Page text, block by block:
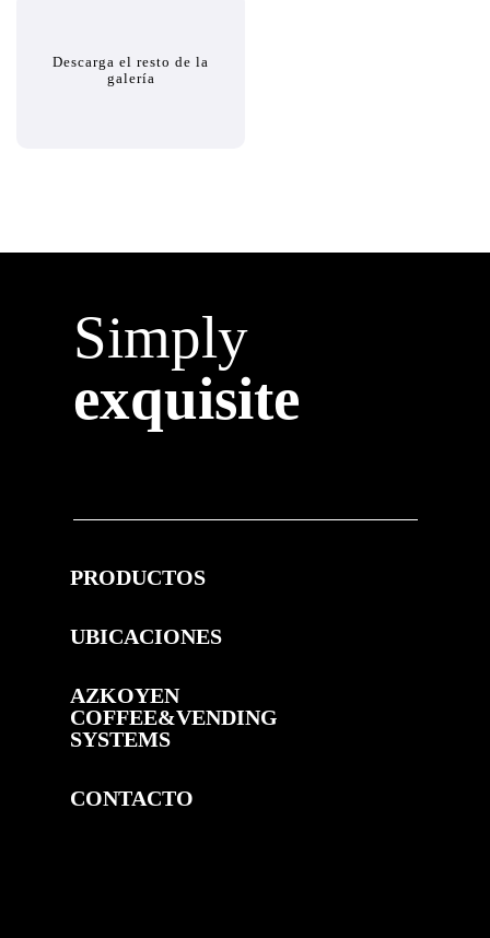
Descarga el resto de la
galería
Simply
exquisite
PRODUCTOS
UBICACIONES
AZKOYEN
COFFEE&VENDING
SYSTEMS
CONTACTO